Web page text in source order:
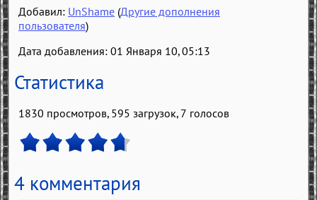
Добавил: UnShame (Другие дополнения
пользователя)
Дата добавления: 01 Января 10, 05:13
Статистика
1830 просмотров, 595 загрузок, 7 голосов
4 комментария